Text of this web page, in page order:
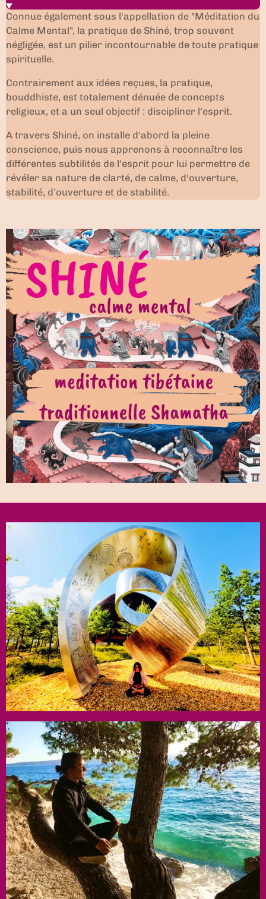
Connue également sous l'appellation de "Méditation du
Calme Mental", la pratique de Shiné, trop souvent
négligée, est un pilier incontournable de toute pratique
spirituelle.
Contrairement aux idées reçues, la pratique,
bouddhiste, est totalement dénuée de concepts
religieux, et a un seul objectif : discipliner l'esprit.
A travers Shiné, on installe d'abord la pleine
conscience, puis nous apprenons à reconnaître les
différentes subtilités de l'esprit pour lui permettre de
révéler sa nature de clarté, de calme, d'ouverture,
stabilité, d’ouverture et de stabilité.